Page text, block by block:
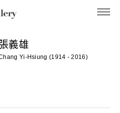
義雄
Yi-Hsiung (1914 - 2016)